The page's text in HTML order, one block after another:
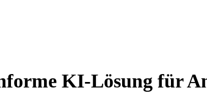
KI-Lösung für